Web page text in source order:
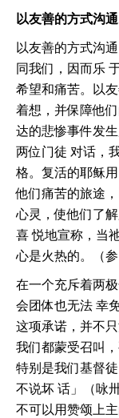
以友善的方式沟通
以友善的方式沟
同我们，因而乐
希望和痛苦。以
着想，并保障他
达的悲惨事件发
两位门徒 对话，
格。复活的耶稣
他们痛苦的旅途
心灵，使他们了
喜 悦地宣称，当
心是火热的。（
在一个充斥着两
会团体也无法 幸
这项承诺，并不
我们都蒙受召叫
特别是我们基督
不说坏 话」（咏
不可以用赞颂上